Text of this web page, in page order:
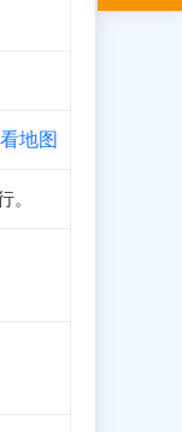
地图
。